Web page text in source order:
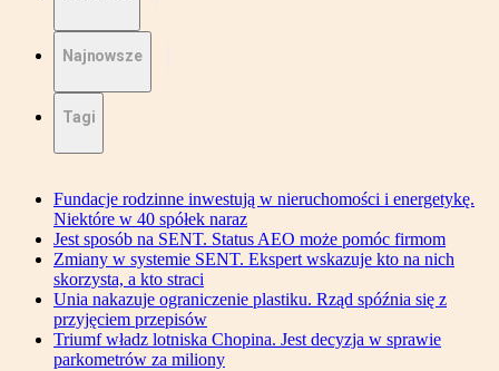
Najnowsze
Tagi
Fundacje rodzinne inwestują w nieruchomości i energetykę.
Niektóre w 40 spółek naraz
Jest sposób na SENT. Status AEO może pomóc firmom
Zmiany w systemie SENT. Ekspert wskazuje kto na nich
skorzysta, a kto straci
Unia nakazuje ograniczenie plastiku. Rząd spóźnia się z
przyjęciem przepisów
Triumf władz lotniska Chopina. Jest decyzja w sprawie
parkometrów za miliony